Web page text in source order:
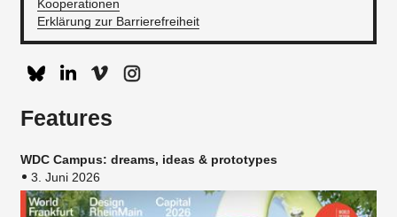
Kooperationen
Erklärung zur Barrierefreiheit
Features
WDC Campus: dreams, ideas & prototypes
3. Juni 2026